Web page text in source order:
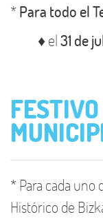
*Para todo el
♦ el31 de
* Para cada uno
Histórico de